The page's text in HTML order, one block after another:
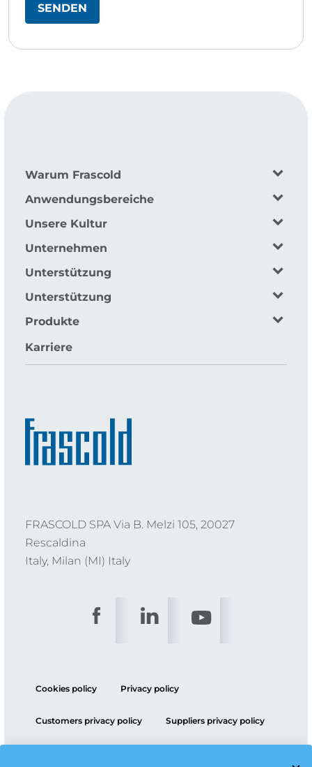
Warum Frascold
Anwendungsbereiche
Unsere Kultur
Unternehmen
Unterstützung
Unterstützung
Produkte
Karriere
FRASCOLD SPA Via B. Melzi 105, 20027
Rescaldina
Italy, Milan (MI) Italy
Cookies policy Privacy policy
Customers privacy policy Suppliers privacy policy